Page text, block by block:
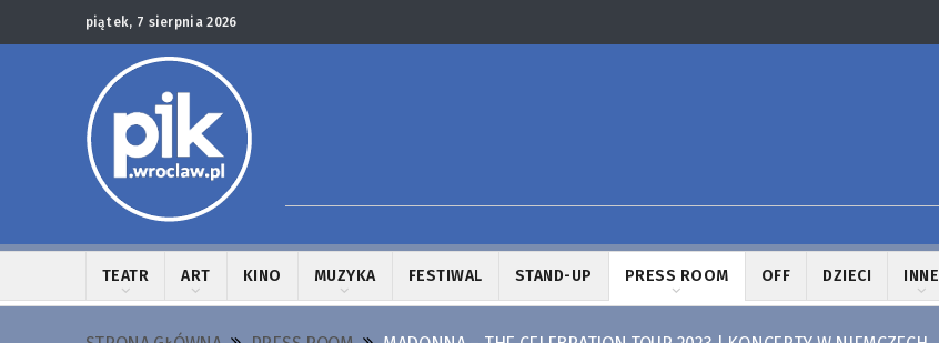
piątek, 7 sierpnia 2026
TEATR ART KINO MUZYKA FESTIWAL STAND-UP PRESS ROOM OFF DZIECI INNE